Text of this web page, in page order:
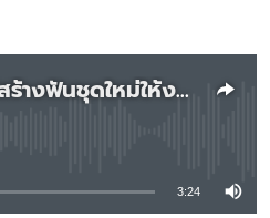
กุญแจไขความลับวิธีสร้างฟันชุดใหม่ให้งอกแทนฟันที่หลุดร่วงไป
currently available
3:24